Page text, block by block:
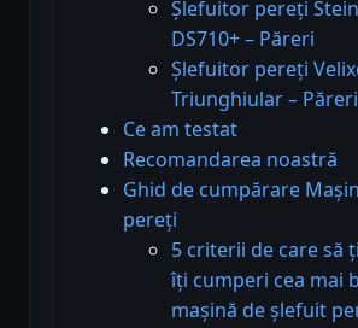
Șlefuitor pereți
DS710+ – Păreri
Șlefuitor pereți
Triunghiular – Păreri
Ce am testat
Recomandarea noastră
Ghid de cumpărare
pereți
5 criterii de care să
îți cumperi cea mai
mașină de șlefuit